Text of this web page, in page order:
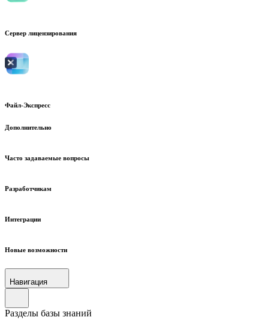
Сервер лицензирования
Файл-Экспресс
Дополнительно
Часто задаваемые вопросы
Разработчикам
Интеграции
Новые возможности
Навигация
Разделы базы знаний